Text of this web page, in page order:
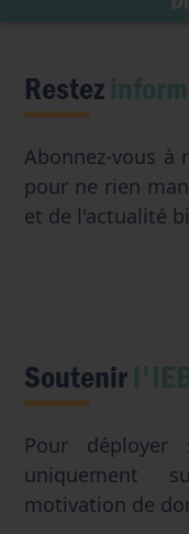
Restez
Abonnez-vous
pour ne rien
et de l'actualité
Soutenir
Pour déployer
uniquement
motivation de